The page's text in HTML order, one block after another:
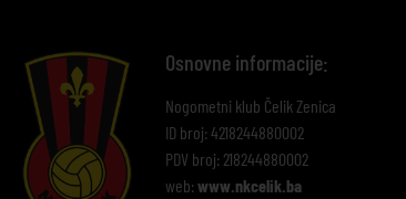
Osnovne informacije:
Nogometni klub Čelik Zenica
ID broj: 4218244880002
PDV broj: 218244880002
web: www.nkcelik.ba